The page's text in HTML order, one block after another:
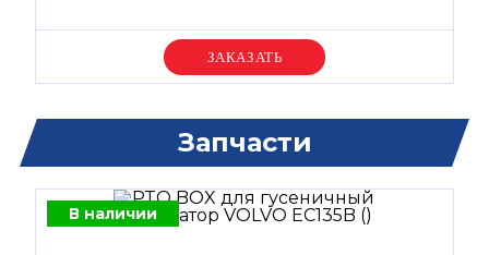
Уточняйте цену
Запчасти
В наличии